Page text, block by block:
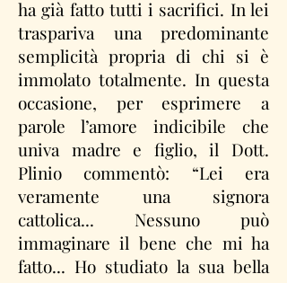
ha già fatto tutti i sacrifici. In lei
traspariva una predominante
semplicità propria di chi si è
immolato totalmente. In questa
occasione, per esprimere a
parole l’amore indicibile che
univa madre e figlio, il Dott.
Plinio commentò: “Lei era
veramente una signora
cattolica... Nessuno può
immaginare il bene che mi ha
fatto... Ho studiato la sua bella